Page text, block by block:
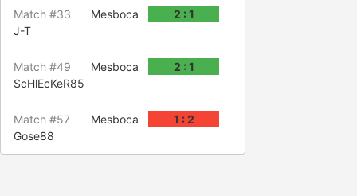
Match #33 Mesboca
2 : 1
J-T
Match #49 Mesboca
2 : 1
ScHlEcKeR85
Match #57 Mesboca
1 : 2
Gose88